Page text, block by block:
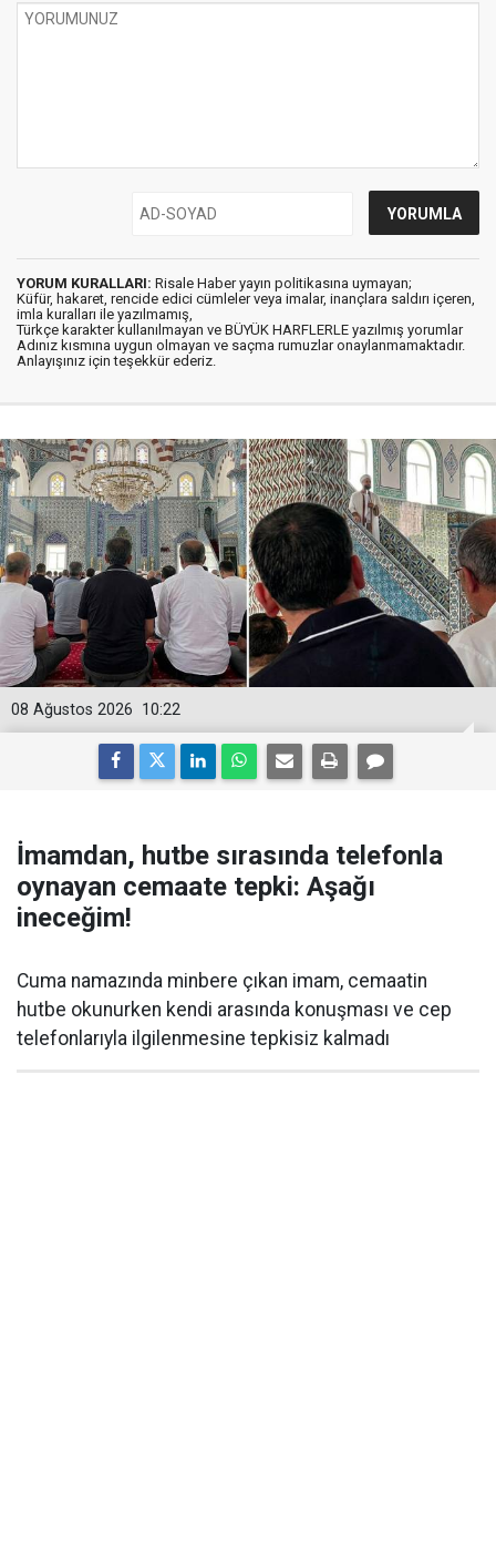
YORUM KURALLARI: Risale Haber yayın politikasına uymayan;
Küfür, hakaret, rencide edici cümleler veya imalar, inançlara saldırı içeren,
imla kuralları ile yazılmamış,
Türkçe karakter kullanılmayan ve BÜYÜK HARFLERLE yazılmış yorumlar
Adınız kısmına uygun olmayan ve saçma rumuzlar onaylanmamaktadır.
Anlayışınız için teşekkür ederiz.
10:22
08 Ağustos 2026
İmamdan, hutbe sırasında telefonla
oynayan cemaate tepki: Aşağı
ineceğim!
Cuma namazında minbere çıkan imam, cemaatin
hutbe okunurken kendi arasında konuşması ve cep
telefonlarıyla ilgilenmesine tepkisiz kalmadı